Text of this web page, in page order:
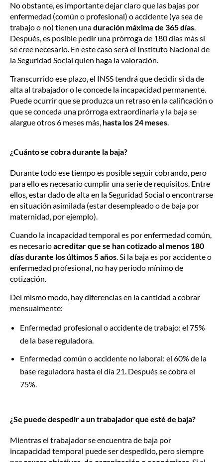
No obstante, es importante dejar claro que las bajas por
enfermedad (común o profesional) o accidente (ya sea de
trabajo o no) tienen unaduración máxima de 365 días.
Después, es posible pedir una prórroga de 180 días más si
se cree necesario. En este caso será el Instituto Nacional de
la Seguridad Social quien haga la valoración.
Transcurrido ese plazo, el INSS tendrá que decidir si da de
alta al trabajador o le concede la incapacidad permanente.
Puede ocurrir que se produzca un retraso en la calificación o
que se conceda una prórroga extraordinaria y la baja se
alargue otros 6 meses más, hasta los 24 meses.
¿Cuánto se cobra durante la baja?
Durante todo ese tiempo es posible seguir cobrando, pero
para ello es necesario cumplir una serie de requisitos. Entre
ellos, estar dado de alta en la Seguridad Social o encontrarse
en situación asimilada (estar desempleado o de baja por
maternidad, por ejemplo).
Cuando la incapacidad temporal es por enfermedad común,
es necesarioacreditar que se han cotizado al menos 180
días durante los últimos 5 años. Si la baja es por accidente o
enfermedad profesional, no hay periodo mínimo de
cotización.
Del mismo modo, hay diferencias en la cantidad a cobrar
mensualmente:
Enfermedad profesional o accidente de trabajo: el 75%
de la base reguladora.
Enfermedad común o accidente no laboral: el 60% de la
base reguladora hasta el día 21. Después se cobra el
75%.
¿Se puede despedir a un trabajador que esté de baja?
Mientras el trabajador se encuentra de baja por
incapacidad temporal puede ser despedido, pero siempre